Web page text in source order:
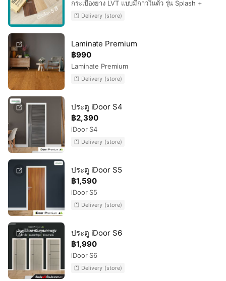
บริการงานพื้นโดยช่างมืออาชีพจากลีโอวูด
🧰 ช่างจากบริษัทโดยตรง ไม่มีทิ้งงาน 🤗
✨ บริการติดตั้งไม้พื้น | เริ่มต้น 200 บาท/ตร.ม.*
✨ บริการติดตั้งประตู | เริ่มต้น 1,500 บาท*
🧰 พร้อมรับประกันการติดตั้ง 1 ปีเต็ม
----------------------------------------
📍 ศูนย์รวมพื้นไม้และประตูที่สมบูรณ์แบบที่สุด
Tel. 091-1747777 , 098-4160757 , 091-4727777
⏰ เปิดให้บริการทุกวัน เวลา 08:30-17:30 น.
🏢 ที่โชว์รูม ลีโอวูด ถ.สรรพาวุธ บางนา
(ดูแผนที่ได้ที่
https://bit.ly/3etqOGL)
กระเบื้องยาง LVT แบบมีกาวในตัว รุ่น Splash +
Delivery (store)
฿990
Laminate Premium
Laminate Premium
Delivery (store)
฿2,390
ประตู iDoor S4
iDoor S4
Delivery (store)
฿1,590
ประตู iDoor S5
iDoor S5
Delivery (store)
฿1,990
ประตู iDoor S6
iDoor S6
Delivery (store)